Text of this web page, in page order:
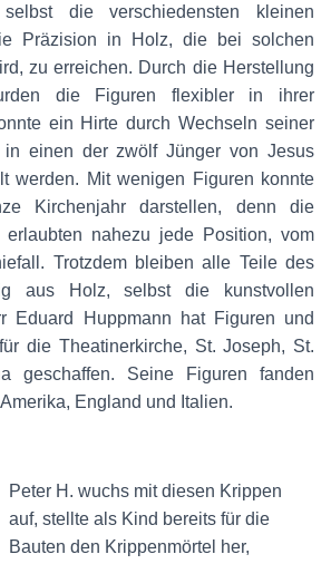
die verschiedensten kleinen
Präzision in Holz, die bei solchen
zu erreichen. Durch die Herstellung
die Figuren flexibler in ihrer
ein Hirte durch Wechseln seiner
in einen der zwölf Jünger von Jesus
werden. Mit wenigen Figuren konnte
Kirchenjahr darstellen, denn die
erlaubten nahezu jede Position, vom
Trotzdem bleiben alle Teile des
aus Holz, selbst die kunstvollen
Eduard Huppmann hat Figuren und
die Theatinerkirche, St. Joseph, St.
geschaffen. Seine Figuren fanden
England und Italien.
Peter H. wuchs mit diesen Krippen
auf, stellte als Kind bereits für die
Bauten den Krippenmörtel her,